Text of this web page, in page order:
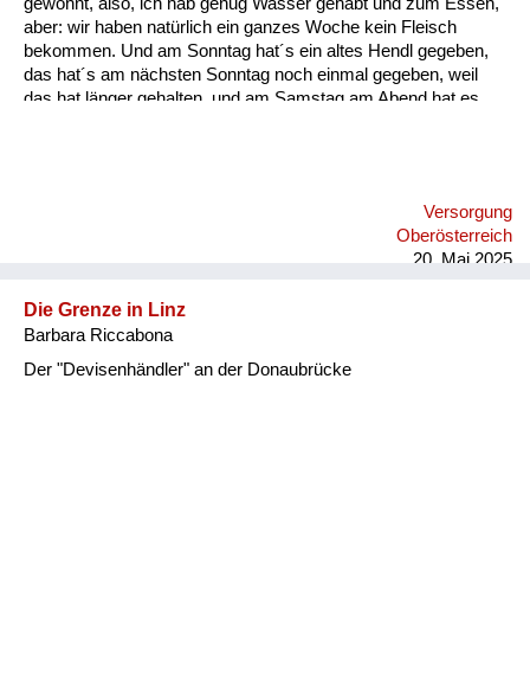
aber: wir haben natürlich ein ganzes Woche kein Fleisch
bekommen. Und am Sonntag hat´s ein altes Hendl gegeben,
das hat´s am nächsten Sonntag noch einmal gegeben, weil
das hat länger gehalten, und am Samstag am Abend hat es
Bub mit der Zunge allweil die Braunschweiger Radln vor mich
hingeschoben hab übers Brot, und ganz zum Schluss, wenn
Versorgung
Oberösterreich
20. Mai 2025
Die Grenze in Linz
Barbara Riccabona
Der "Devisenhändler" an der Donaubrücke